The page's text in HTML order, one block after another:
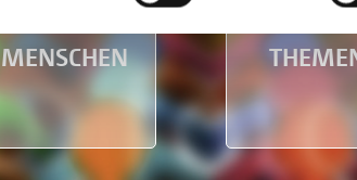
MENSCHEN